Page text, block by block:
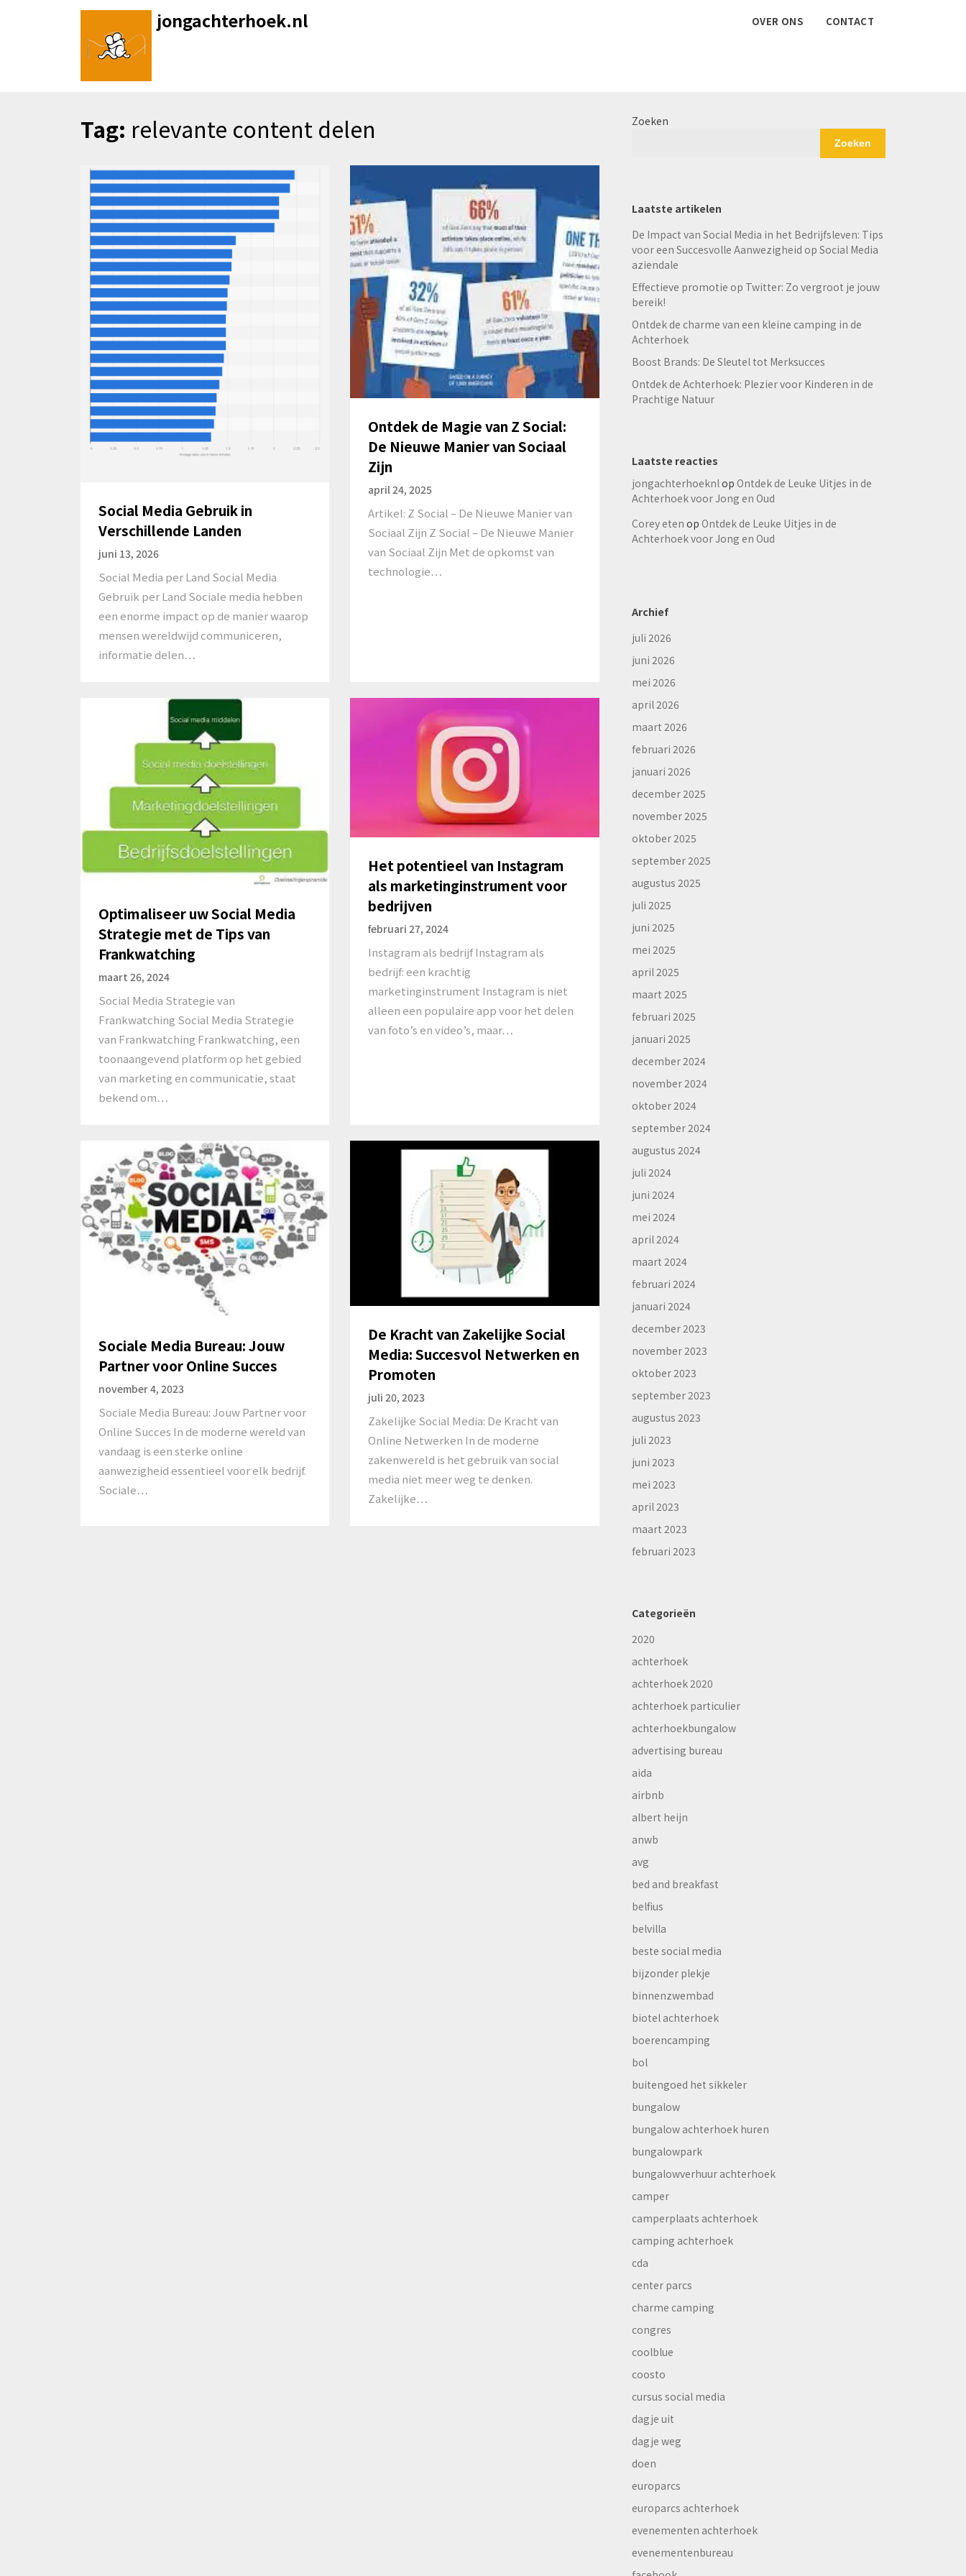
jongachterhoek.nl OVER ONS CONTACT
Tag: relevante content delen
Social Media Gebruik in
Verschillende Landen
juni 13, 2026
Social Media per Land Social Media
Gebruik per Land Sociale media hebben
een enorme impact op de manier waarop
mensen wereldwijd communiceren,
informatie delen…
Ontdek de Magie van Z Social:
De Nieuwe Manier van Sociaal
Zijn
april 24, 2025
Artikel: Z Social – De Nieuwe Manier van
Sociaal Zijn Z Social – De Nieuwe Manier
van Sociaal Zijn Met de opkomst van
technologie…
Optimaliseer uw Social Media
Strategie met de Tips van
Frankwatching
maart 26, 2024
Social Media Strategie van
Frankwatching Social Media Strategie
van Frankwatching Frankwatching, een
toonaangevend platform op het gebied
van marketing en communicatie, staat
bekend om…
Het potentieel van Instagram
als marketinginstrument voor
bedrijven
februari 27, 2024
Instagram als bedrijf Instagram als
bedrijf: een krachtig
marketinginstrument Instagram is niet
alleen een populaire app voor het delen
van foto’s en video’s, maar…
Sociale Media Bureau: Jouw
Partner voor Online Succes
november 4, 2023
Sociale Media Bureau: Jouw Partner voor
Online Succes In de moderne wereld van
vandaag is een sterke online
aanwezigheid essentieel voor elk bedrijf.
Sociale…
De Kracht van Zakelijke Social
Media: Succesvol Netwerken en
Promoten
juli 20, 2023
Zakelijke Social Media: De Kracht van
Online Netwerken In de moderne
zakenwereld is het gebruik van social
media niet meer weg te denken.
Zakelijke…
Zoeken
Zoeken
Laatste artikelen
De Impact van Social Media in het Bedrijfsleven: Tips
voor een Succesvolle Aanwezigheid op Social Media
aziendale
Effectieve promotie op Twitter: Zo vergroot je jouw
bereik!
Ontdek de charme van een kleine camping in de
Achterhoek
Boost Brands: De Sleutel tot Merksucces
Ontdek de Achterhoek: Plezier voor Kinderen in de
Prachtige Natuur
Laatste reacties
jongachterhoeknlop Ontdek de Leuke Uitjes in de
Achterhoek voor Jong en Oud
Corey eten op Ontdek de Leuke Uitjes in de
Achterhoek voor Jong en Oud
Archief
juli 2026
juni 2026
mei 2026
april 2026
maart 2026
februari 2026
januari 2026
december 2025
november 2025
oktober 2025
september 2025
augustus 2025
juli 2025
juni 2025
mei 2025
april 2025
maart 2025
februari 2025
januari 2025
december 2024
november 2024
oktober 2024
september 2024
augustus 2024
juli 2024
juni 2024
mei 2024
april 2024
maart 2024
februari 2024
januari 2024
december 2023
november 2023
oktober 2023
september 2023
augustus 2023
juli 2023
juni 2023
mei 2023
april 2023
maart 2023
februari 2023
Categorieën
2020
achterhoek
achterhoek 2020
achterhoek particulier
achterhoekbungalow
advertising bureau
aida
airbnb
albert heijn
anwb
avg
bed and breakfast
belfius
belvilla
beste social media
bijzonder plekje
binnenzwembad
biotel achterhoek
boerencamping
bol
buitengoed het sikkeler
bungalow
bungalow achterhoek huren
bungalowpark
bungalowverhuur achterhoek
camper
camperplaats achterhoek
camping achterhoek
cda
center parcs
charme camping
congres
coolblue
coosto
cursus social media
dagje uit
dagje weg
doen
europarcs
europarcs achterhoek
evenementen achterhoek
evenementenbureau